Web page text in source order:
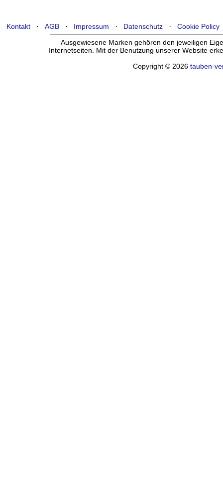
Kontakt· AGB· Impressum · Datenschutz· Cookie Policy
Ausgewiesene Marken gehören den jeweiligen
Internetseiten. Mit der Benutzung unserer Website
Copyright © 2026 tauben-